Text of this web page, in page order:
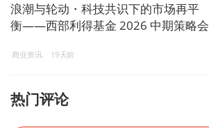
浪潮与轮动・科技共识下的市场再平
衡——西部利得基金 2026 中期策略会
商业资讯 19天前
热门评论